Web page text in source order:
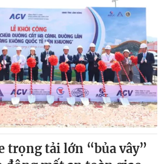
trọng tải lớn “bủa vây”